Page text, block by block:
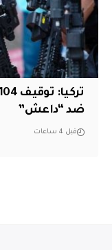
ضد “داعش”
قبل 4 ساعات